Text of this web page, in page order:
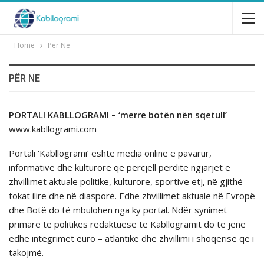
Home Për Ne
PËR NE
PORTALI KABLLOGRAMI – ‘merre botën nën sqetull’
www.kabllogrami.com
Portali ‘Kabllogrami’ është media online e pavarur,
informative dhe kulturore që përcjell përditë ngjarjet e
zhvillimet aktuale politike, kulturore, sportive etj, në gjithë
tokat ilire dhe në diasporë. Edhe zhvillimet aktuale në Evropë
dhe Botë do të mbulohen nga ky portal. Ndër synimet
primare të politikës redaktuese të Kabllogramit do të jenë
edhe integrimet euro – atlantike dhe zhvillimi i shoqërisë që i
takojmë.